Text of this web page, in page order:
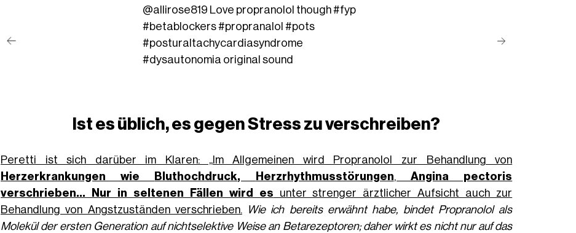
@allirose819 Love propranolol though#fyp
#betablockers#propranalol #pots
#posturaltachycardiasyndrome
#dysautonomia original sound
Ist es üblich, es gegenStress zu verschreiben?
Peretti ist sich darüber im Klaren: „Im Allgemeinen wird Propranolol zur Behandlung von
Herzerkrankungen wie
Bluthochdruck, Herzrhythmusstörungen, Angina pectoris
verschrieben... Nur in seltenen Fällen wird es unter strenger ärztlicher Aufsicht auch zur
Behandlung von Angstzuständen verschrieben.
Wie ich bereits erwähnt habe, bindet Propranolol als
Molekül der ersten Generation auf nichtselektive Weise an Betarezeptoren; daher wirkt es nicht nur auf das